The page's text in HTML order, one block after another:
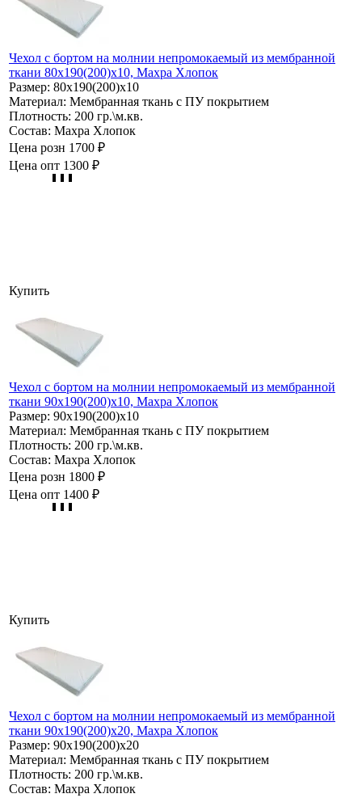
Чехол с бортом на молнии непромокаемый из мембранной
ткани 80х190(200)х10, Махра Хлопок
Размер: 80х190(200)х10
Материал: Мембранная ткань с ПУ покрытием
Плотность: 200 гр.\м.кв.
Состав: Махра Хлопок
Цена розн 1700 ₽
Цена опт 1300 ₽
Купить
Чехол с бортом на молнии непромокаемый из мембранной
ткани 90х190(200)х10, Махра Хлопок
Размер: 90х190(200)х10
Материал: Мембранная ткань с ПУ покрытием
Плотность: 200 гр.\м.кв.
Состав: Махра Хлопок
Цена розн 1800 ₽
Цена опт 1400 ₽
Купить
Чехол с бортом на молнии непромокаемый из мембранной
ткани 90х190(200)х20, Махра Хлопок
Размер: 90х190(200)х20
Материал: Мембранная ткань с ПУ покрытием
Плотность: 200 гр.\м.кв.
Состав: Махра Хлопок